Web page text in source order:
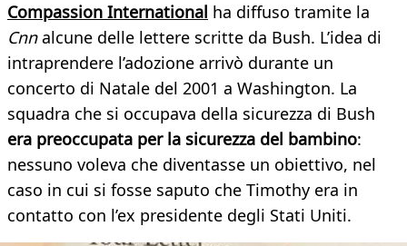
Compassion International ha diffuso tramite la
Cnnalcune delle lettere scritte da Bush. L’idea di
intraprendere l’adozione arrivò durante un
concerto di Natale del 2001 a Washington. La
squadra che si occupava della sicurezza di Bush
era preoccupata per la sicurezza del bambino:
nessuno voleva che diventasse un obiettivo, nel
caso in cui si fosse saputo che Timothy era in
contatto con l’ex presidente degli Stati Uniti.